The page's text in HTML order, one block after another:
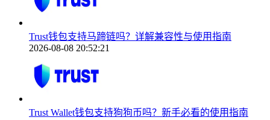
Trust钱包支持马蹄链吗？详解兼容性与使用指南
2026-08-08 20:52:21
Trust Wallet钱包支持狗狗币吗？新手必看的使用指南